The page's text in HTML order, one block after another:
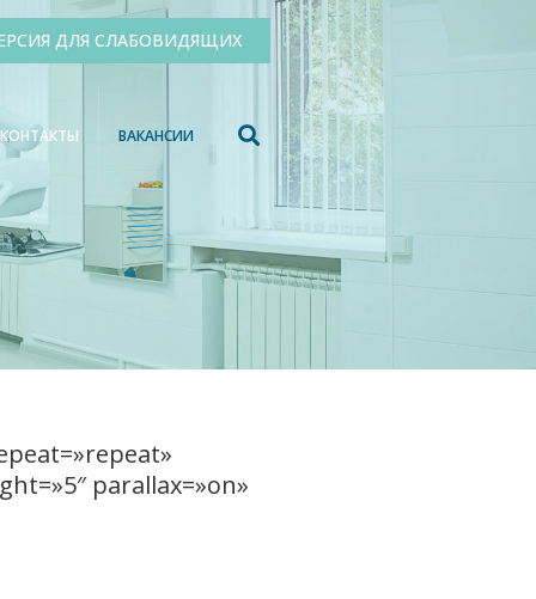
ДЛЯ СЛАБОВИДЯЩИХ
КОНТАКТЫ ВАКАНСИИ
parallax=»on»